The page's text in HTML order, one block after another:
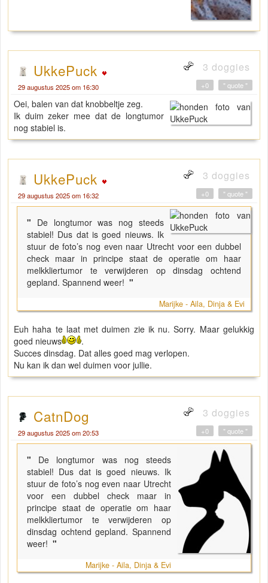
UkkePuck 3 doggies
29 augustus 2025 om 16:30 " quote "
+0
Oei, balen van dat knobbeltje zeg.
Ik duim zeker mee dat de longtumor
nog stabiel is.
UkkePuck 3 doggies
29 augustus 2025 om 16:32 " quote "
+0
" De longtumor was nog steeds
stabiel! Dus dat is goed nieuws. Ik
stuur de foto’s nog even naar Utrecht voor een dubbel
check maar in principe staat de operatie om haar
melkkliertumor te verwijderen op dinsdag ochtend
gepland. Spannend weer! "
Marijke - Aila, Dinja & Evi
Euh haha te laat met duimen zie ik nu. Sorry. Maar gelukkig
goed nieuws
.
Succes dinsdag. Dat alles goed mag verlopen.
Nu kan ik dan wel duimen voor jullie.
CatnDog 3 doggies
29 augustus 2025 om 20:53 " quote "
+0
" De longtumor was nog steeds
stabiel! Dus dat is goed nieuws. Ik
stuur de foto’s nog even naar Utrecht
voor een dubbel check maar in
principe staat de operatie om haar
melkkliertumor te verwijderen op
dinsdag ochtend gepland. Spannend
weer! "
Marijke - Aila, Dinja & Evi